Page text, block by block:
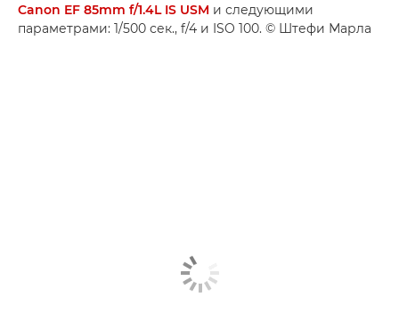
Canon EF 85mm f/1.4L IS USM и следующими
параметрами: 1/500 сек., f/4 и ISO 100. © Штефи Марла